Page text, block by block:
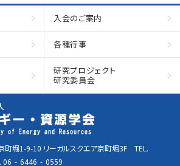
入会のご案内
各種行事
研究プロジェクト
研究委員会
町堀1-9-10 リーガルスクエア京町堀3F TEL.
06 - 6446 - 0559